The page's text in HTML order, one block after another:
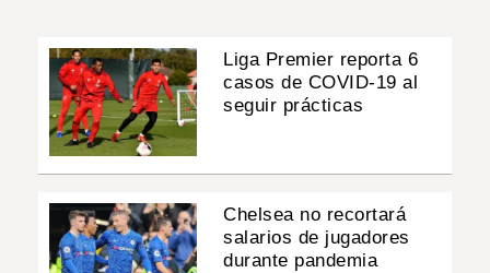
Liga Premier reporta 6
casos de COVID-19 al
seguir prácticas
Chelsea no recortará
salarios de jugadores
durante pandemia